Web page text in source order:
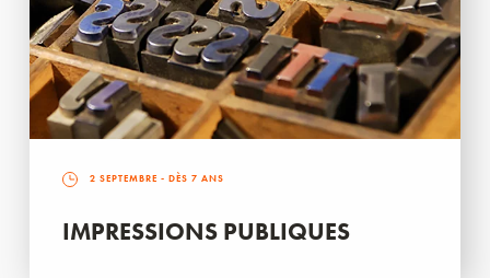
2 SEPTEMBRE - DÈS 7 ANS
IMPRESSIONS PUBLIQUES